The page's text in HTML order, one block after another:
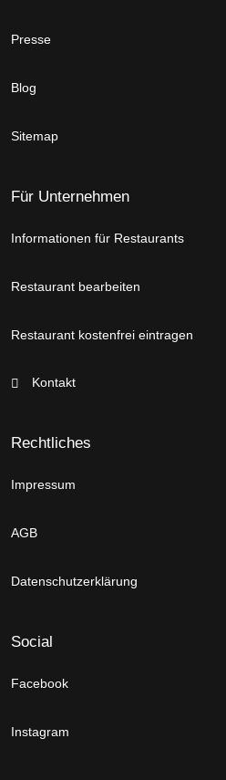
Presse
Blog
Sitemap
Für Unternehmen
Informationen für Restaurants
Restaurant bearbeiten
Restaurant kostenfrei eintragen
Kontakt
Rechtliches
Impressum
AGB
Datenschutzerklärung
Social
Facebook
Instagram